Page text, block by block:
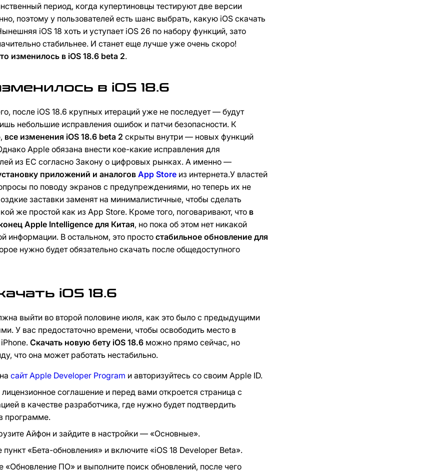
период, когда купертиновцы тестируют две версии
поэтому у пользователей есть шанс выбрать, какую iOS скачать
iOS 18 хоть и уступает iOS 26 по набору функций, зато
стабильнее. И станет еще лучше уже очень скоро!
изменилось в iOS 18.6 beta 2.
в iOS 18.6
после iOS 18.6 крупных итераций уже не последует — будут
небольшие исправления ошибок и патчи безопасности. К
все изменения iOS 18.6 beta 2 скрыты внутри — новых функций
Apple обязана внести кое-какие исправления для
из ЕС согласно Закону о цифровых рынках. А именно —
приложений и аналогов App Store из интернета.У властей
по поводу экранов с предупреждениями, но теперь их не
заставки заменят на минималистичные, чтобы сделать
же простой как из App Store. Кроме того, поговаривают, что в
Apple Intelligence для Китая, но пока об этом нет никакой
информации. В остальном, это просто стабильное обновление для
нужно будет обязательно скачать после общедоступного
iOS 18.6
выйти во второй половине июля, как это было с предыдущими
У вас предостаточно времени, чтобы освободить место в
Скачать новую бету iOS 18.6 можно прямо сейчас, но
что она может работать нестабильно.
сайт Apple Developer Program и авторизуйтесь со своим Apple ID.
соглашение и перед вами откроется страница с
в качестве разработчика, где нужно будет подтвердить
программе.
Айфон и зайдите в настройки — «Основные».
пункт «Бета-обновления» и включите «iOS 18 Developer Beta».
«Обновление ПО» и выполните поиск обновлений, после чего